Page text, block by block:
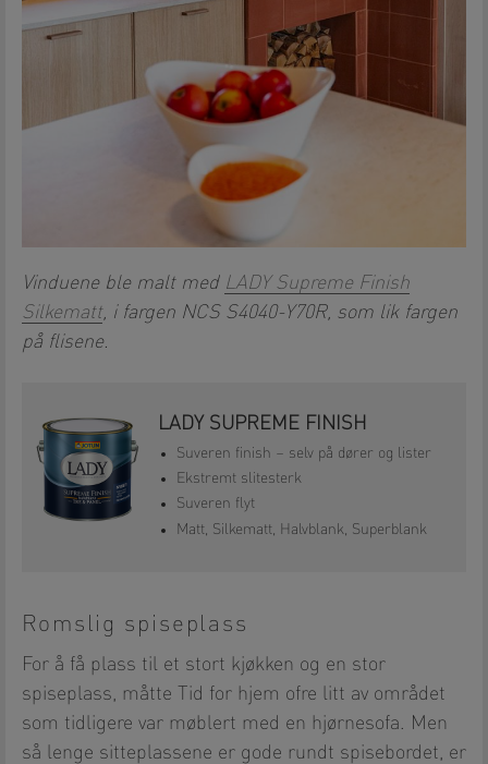
Vinduene ble malt med LADY Supreme Finish
Silkematt, i fargen NCS S4040-Y70R, som lik fargen
på flisene.
LADY SUPREME FINISH
Suveren finish – selv på dører og lister
Ekstremt slitesterk
Suveren flyt
Matt, Silkematt, Halvblank, Superblank
Romslig spiseplass
For å få plass til et stort kjøkken og en stor
spiseplass, måtte Tid for hjem ofre litt av området
som tidligere var møblert med en hjørnesofa. Men
så lenge sitteplassene er gode rundt spisebordet, er